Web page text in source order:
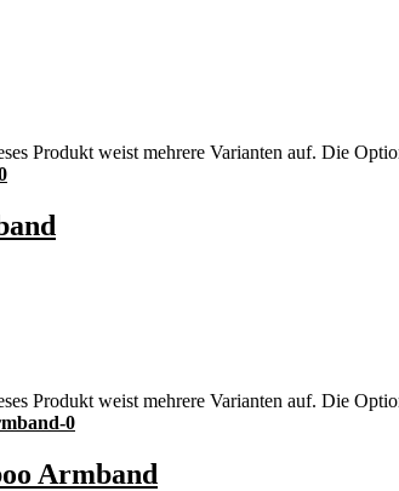
Produkt weist mehrere Varianten auf. Die
Produkt weist mehrere Varianten auf. Die
Armband